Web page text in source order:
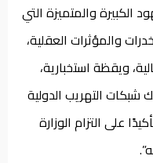
الكبيرة والمتميزة التي
والمؤثرات العقلية،
ويقظة استخبارية،
التهريب الدولية
على التزام الوزارة